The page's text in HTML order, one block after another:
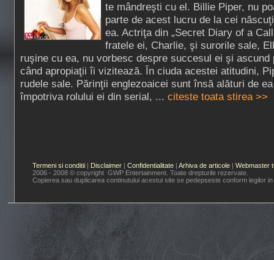
te mândreşti cu el. Billie Piper, nu
parte de acest lucru de la cei
ea. Actriţa din „Secret Diary of a
fratele ei, Charlie, şi surorile sale,
ruşine cu ea, nu vorbesc despre succesul ei şi ascund
când apropiaţii îi vizitează. În ciuda acestei atitudini,
rudele sale. Părinţii englezoaicei sunt însă alături de
împotriva rolului ei din serial, ... citeste toata stirea >>
Termeni si conditii | Disclaimer | Confidentialitate | Arhiva de articole | Webmaster
2006 - 2008 © copyright GWP Entertainment. Toate drepturile rezervate.
Copierea sau duplicarea continutului acestui site se pedepseste conform legilor